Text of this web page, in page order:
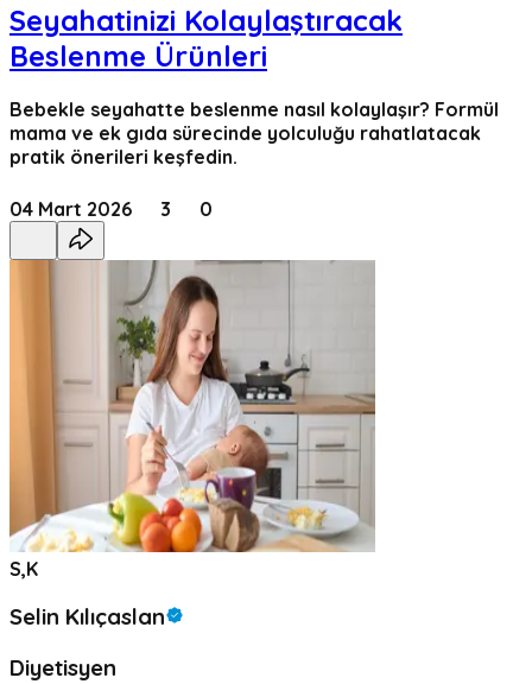
Seyahatinizi Kolaylaştıracak
Beslenme Ürünleri
Bebekle seyahatte beslenme nasıl kolaylaşır? Formül
mama ve ek gıda sürecinde yolculuğu rahatlatacak
pratik önerileri keşfedin.
04 Mart 2026 3 0
S,K
Selin Kılıçaslan
Diyetisyen